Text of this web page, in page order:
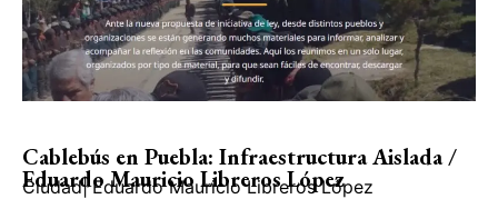
Cablebús en Puebla: Infraestructura Aislada /
Eduardo Mauricio Libreros López
Ciudad| Eduardo Mauricio Libreros López